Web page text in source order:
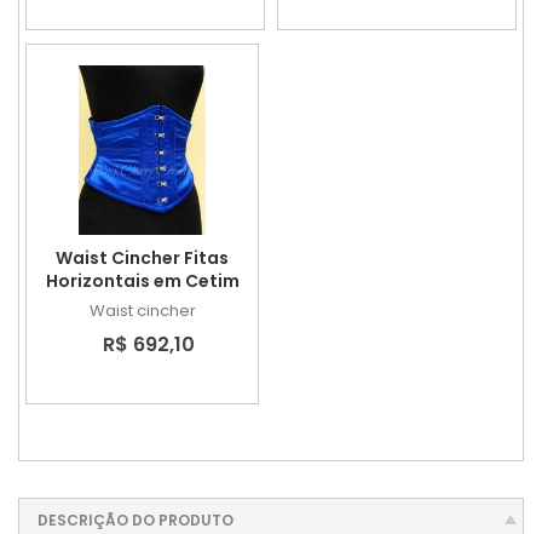
Waist Cincher Fitas
Horizontais em Cetim
Waist cincher
R$ 692,10
DESCRIÇÃO DO PRODUTO